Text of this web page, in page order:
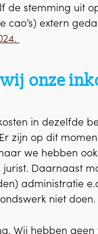
de stemming uit
cao’s) extern
onze
in dezelfde
zijn op dit
we hebben
Daarnaast
administratie
niet doen.
Wij hebben